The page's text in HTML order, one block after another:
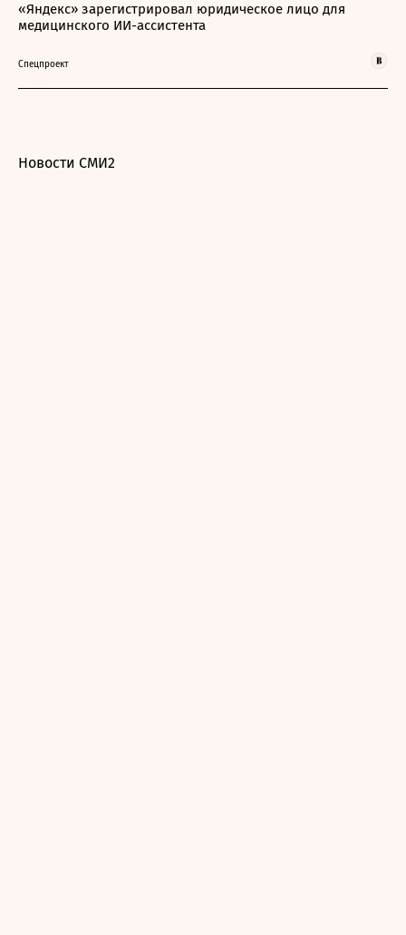
«Яндекс» зарегистрировал юридическое лицо для
медицинского ИИ-ассистента
Спецпроект
Новости СМИ2